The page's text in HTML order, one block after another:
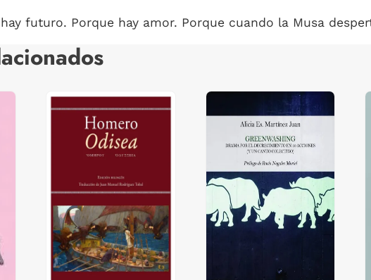
futuro. Porque hay amor. Porque cuando la Musa